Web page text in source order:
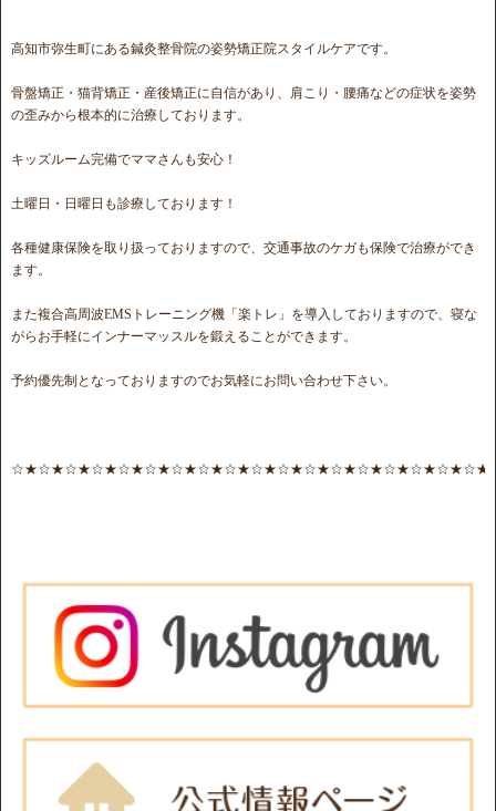
高知市弥生町にある鍼灸整骨院の姿勢矯正院スタイルケアです。
骨盤矯正・猫背矯正・産後矯正に自信があり、肩こり・腰痛などの症状を姿勢
の歪みから根本的に治療しております。
キッズルーム完備でママさんも安心！
土曜日・日曜日も診療しております！
各種健康保険を取り扱っておりますので、交通事故のケガも保険で治療ができ
ます。
また複合高周波EMSトレーニング機「楽トレ」を導入しておりますので、寝な
がらお手軽にインナーマッスルを鍛えることができます。
予約優先制となっておりますのでお気軽にお問い合わせ下さい。